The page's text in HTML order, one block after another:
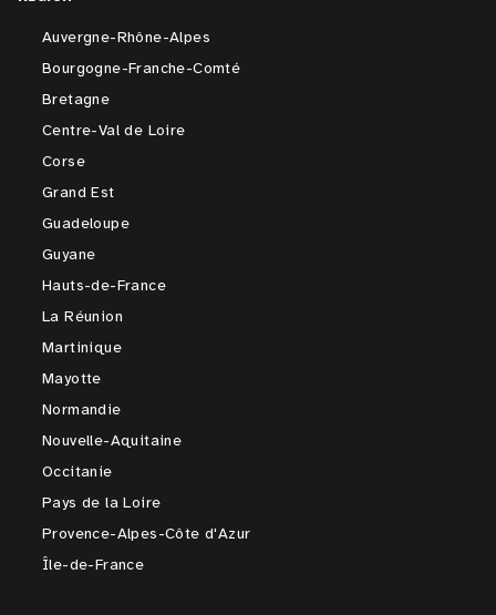
Auvergne-Rhône-Alpes
Bourgogne-Franche-Comté
Bretagne
Centre-Val de Loire
Corse
Grand Est
Guadeloupe
Guyane
Hauts-de-France
La Réunion
Martinique
Mayotte
Normandie
Nouvelle-Aquitaine
Occitanie
Pays de la Loire
Provence-Alpes-Côte d'Azur
Île-de-France